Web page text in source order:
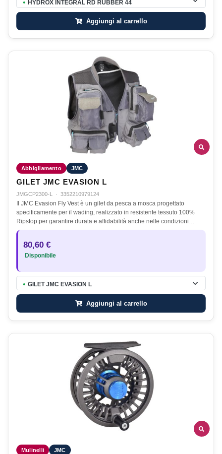
● HYDROX INTEGRAL RD RUBBER 44
Aggiungi al carrello
Abbigliamento JMC
GILET JMC EVASION L
JMGCP2300-L · 3352210979124
Il JMC Evasion Fly Vest è un gilet da pesca a mosca progettato
specificamente per il wading, realizzato in resistente tessuto 100%
Ripstop per garantire durata e affidabilità anche nelle condizioni…
80,60 €
Disponibile
● GILET JMC EVASION L
Aggiungi al carrello
Mulinelli JMC